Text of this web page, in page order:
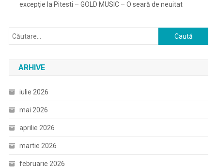
excepție la Pitesti – GOLD MUSIC – O seară de neuitat
Caută
după:
ARHIVE
iulie 2026
mai 2026
aprilie 2026
martie 2026
februarie 2026